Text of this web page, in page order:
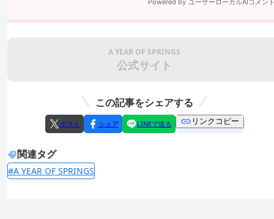
A YEAR OF SPRINGS
公式サイト
この記事をシェアする
ポスト シェア LINEで送る リンクコピー
関連タグ
#A YEAR OF SPRINGS